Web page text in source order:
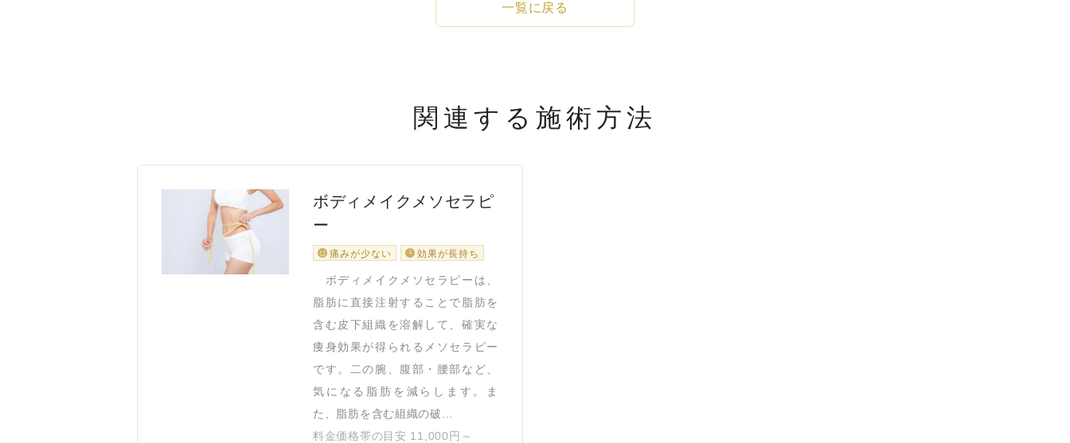
一覧に戻る
関連する施術方法
ボディメイクメソセラピ
ー
痛みが少ない 効果が長持ち
ボディメイクメソセラピーは、
脂肪に直接注射することで脂肪を
含む皮下組織を溶解して、確実な
痩身効果が得られるメソセラピー
です。二の腕、腹部・腰部など、
気になる脂肪を減らします。ま
た、脂肪を含む組織の破...
料金価格帯の目安 11,000円～